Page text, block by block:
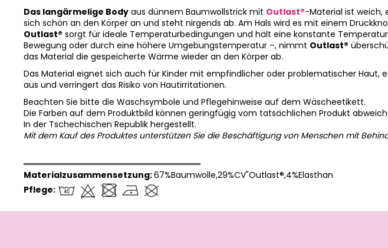
Das langärmelige Body aus dünnem Baumwollstrick mit Outlast®-Material ist weich,
sich schön an den Körper an und steht nirgends ab. Am Hals wird es mit einem
Outlast® sorgt für ideale Temperaturbedingungen und hält eine konstante
Bewegung oder durch eine höhere Umgebungstemperatur –, nimmt Outlast®
das Material die gespeicherte Wärme wieder an den Körper ab.
Das Material eignet sich auch für Kinder mit empfindlicher oder problematischer Haut,
aus und verringert das Risiko von Hautirritationen.
Beachten Sie bitte die Waschsymbole und Pflegehinweise auf dem Wäscheetikett.
Die Farben auf dem Produktbild können geringfügig vom tatsächlichen Produkt
In der Tschechischen Republik hergestellt.
Mit dem Kauf des Produktes unterstützen Sie die Beschäftigung von Menschen mit
══════════════════════════════
Materialzusammensetzung:67%Baumwolle,29%CV"Outlast®,4%Elasthan
Pflege:
F